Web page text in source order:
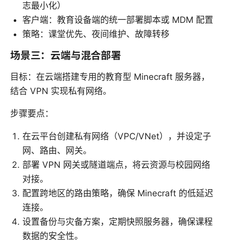
志最小化）
客户端：教育设备端的统一部署脚本或 MDM 配置
策略：课堂优先、夜间维护、故障转移
场景三：云端与混合部署
目标：在云端搭建专用的教育型 Minecraft 服务器，
结合 VPN 实现私有网络。
步骤要点：
在云平台创建私有网络（VPC/VNet），并设定子
网、路由、网关。
部署 VPN 网关或隧道端点，将云资源与校园网络
对接。
配置跨地区的路由策略，确保 Minecraft 的低延迟
连接。
设置备份与灾备方案，定期快照服务器，确保课程
数据的安全性。